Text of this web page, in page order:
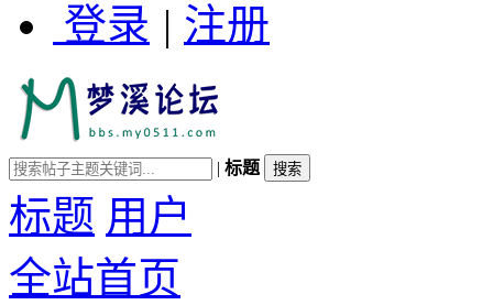
登录 | 注册
| 标题
标题 用户
全站首页